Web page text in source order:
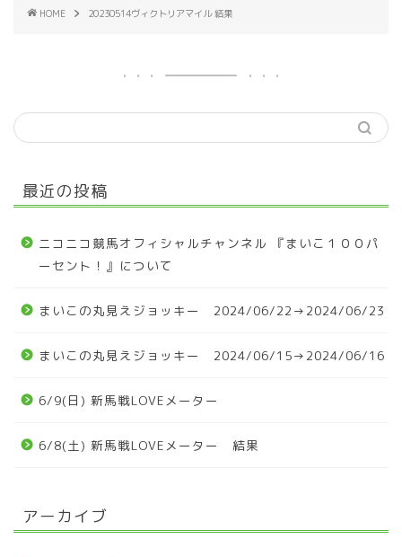
HOME 20230514ヴィクトリアマイル 結果
最近の投稿
ニコニコ競馬オフィシャルチャンネル 『まいこ１００パ
ーセント！』について
まいこの丸見えジョッキー 2024/06/22→2024/06/23
まいこの丸見えジョッキー 2024/06/15→2024/06/16
6/9(日) 新馬戦LOVEメーター
6/8(土) 新馬戦LOVEメーター 結果
アーカイブ